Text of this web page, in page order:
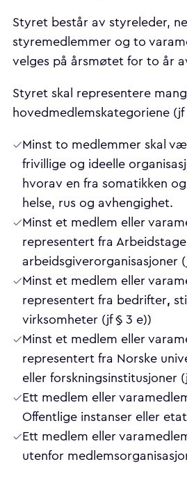
Styret består av styreleder,
styremedlemmer og to
velges på årsmøtet for to år
Styret skal representere
hovedmedlemskategoriene (jf
Minst to medlemmer skal
frivillige og ideelle
hvorav en fra somatikken
helse, rus og avhengighet.
Minst et medlem eller
representert fra
arbeidsgiverorganisasjoner
Minst et medlem eller
representert fra bedrifter,
virksomheter (jf § 3 e))
Minst et medlem eller
representert fra Norske
eller forskningsinstitusjoner
Ett medlem eller
Offentlige instanser eller
Ett medlem eller
utenfor